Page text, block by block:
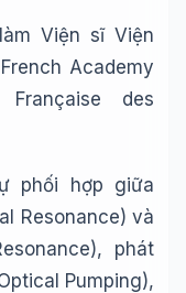
Viện sĩ Viện
French Academy
des
phối hợp giữa
Resonance) và
phát
Pumping),